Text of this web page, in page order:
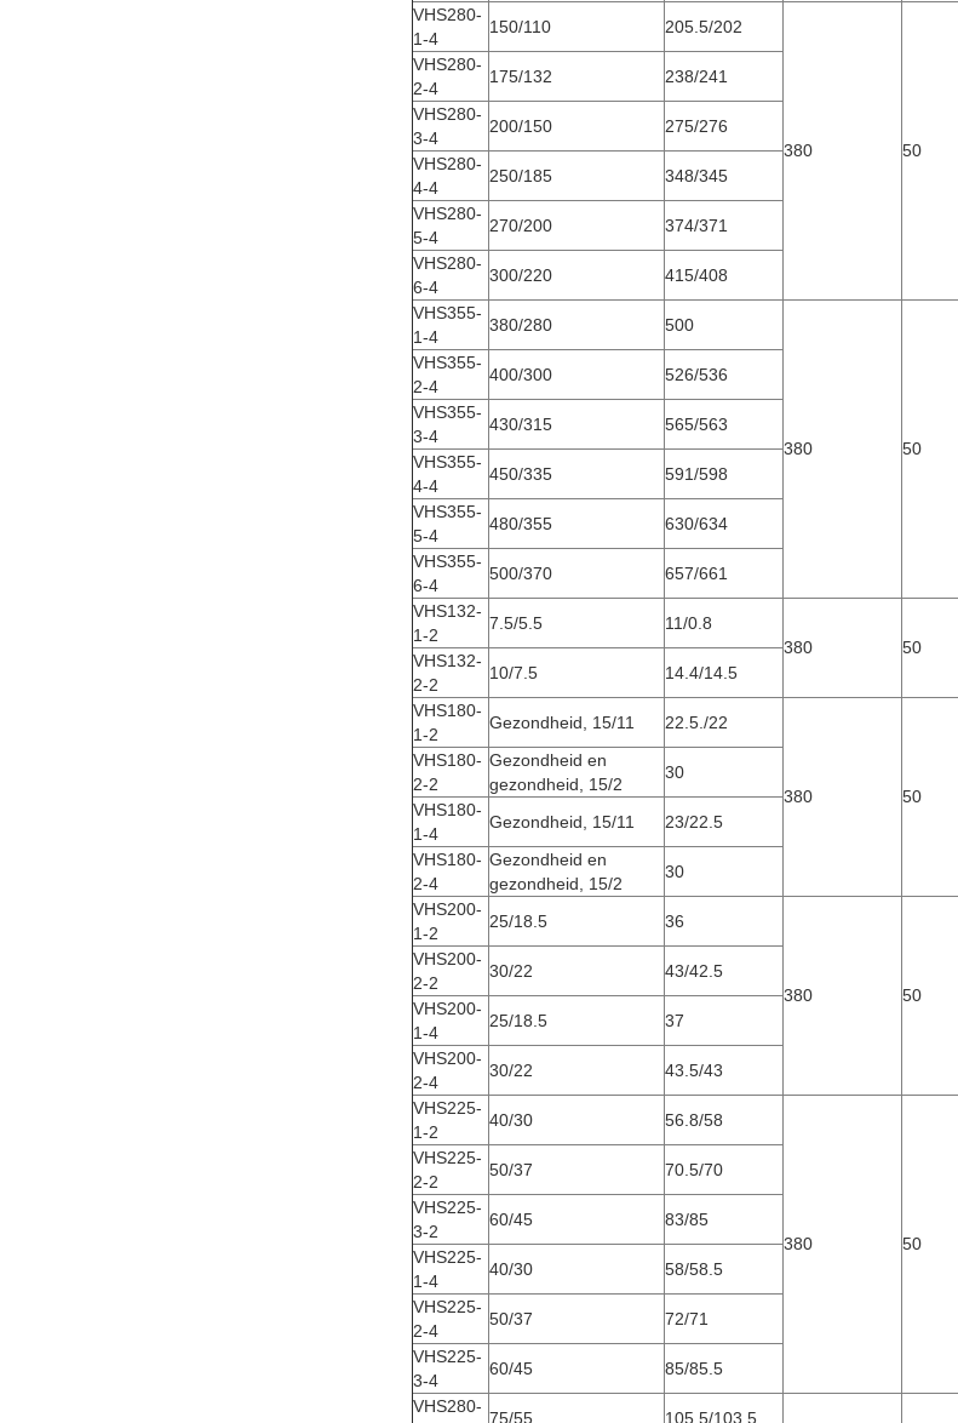
VHS280-
1-4
150/110 205.5/202
380 50
VHS280-
2-4
175/132
238/241
VHS280-
3-4
200/150
275/276
VHS280-
4-4
250/185
348/345
VHS280-
5-4
270/200
374/371
VHS280-
6-4
300/220
415/408
VHS355-
1-4
380/280 500
380 50
VHS355-
2-4
400/300
526/536
VHS355-
3-4
430/315 565/563
VHS355-
4-4
450/335
591/598
VHS355-
5-4
480/355
630/634
VHS355-
6-4
500/370
657/661
VHS132-
1-2
7.5/5.5
11/0.8
380
50
VHS132-
2-2
10/7.5
14.4/14.5
VHS180-
1-2
Gezondheid, 15/11 22.5./22
380 50
VHS180-
2-2
Gezondheid en
gezondheid, 15/2
30
VHS180-
1-4
Gezondheid, 15/11
23/22.5
VHS180-
2-4
Gezondheid en
gezondheid, 15/2
30
VHS200-
1-2
25/18.5 36
380 50
VHS200-
2-2
30/22
43/42.5
VHS200-
1-4
25/18.5
37
VHS200-
2-4
30/22
43.5/43
VHS225-
1-2
40/30 56.8/58
380 50
VHS225-
2-2
50/37
70.5/70
VHS225-
3-2
60/45
83/85
VHS225-
1-4
40/30 58/58.5
VHS225-
2-4
50/37
72/71
VHS225-
3-4
60/45
85/85.5
VHS280-
75/55 105.5/103.5